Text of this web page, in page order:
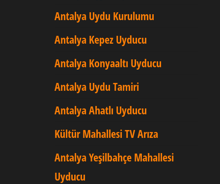
Antalya Uydu Kurulumu
Antalya Kepez Uyducu
Antalya Konyaaltı Uyducu
Antalya Uydu Tamiri
Antalya Ahatlı Uyducu
Kültür Mahallesi TV Arıza
Antalya Yeşilbahçe Mahallesi
Uyducu